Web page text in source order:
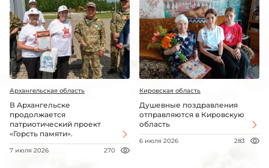
Архангельская область
В Архангельске
продолжается
патриотический проект
«Горсть памяти».
7 июля 2026 270
Кировская область
Душевные поздравления
отправляются в Кировскую
область
6 июля 2026 283